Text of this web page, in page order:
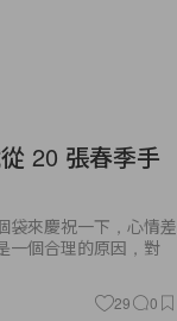
20 張春季手
袋來慶祝一下，心情差
一個合理的原因，對
29 0